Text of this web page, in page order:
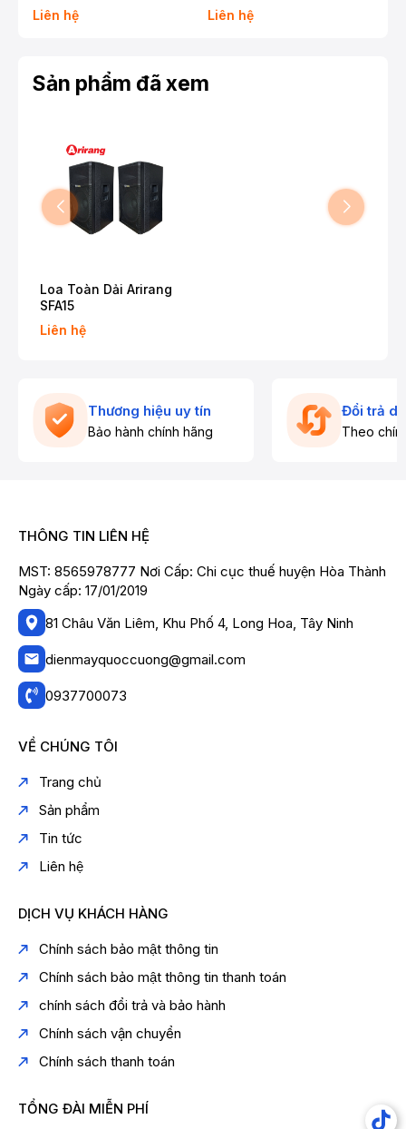
Liên hệ
Liên hệ
Sản phẩm đã xem
Loa Toàn Dải Arirang
SFA15
Liên hệ
Thương hiệu uy tín
Bảo hành chính hãng
Đổi trả
Theo
THÔNG TIN LIÊN HỆ
MST: 8565978777 Nơi Cấp: Chi cục thuế huyện Hòa Thành
Ngày cấp: 17/01/2019
81 Châu Văn Liêm, Khu Phố 4, Long Hoa, Tây Ninh
dienmayquoccuong@gmail.com
0937700073
VỀ CHÚNG TÔI
Trang chủ
Sản phẩm
Tin tức
Liên hệ
DỊCH VỤ KHÁCH HÀNG
Chính sách bảo mật thông tin
Chính sách bảo mật thông tin thanh toán
chính sách đổi trả và bảo hành
Chính sách vận chuyển
Chính sách thanh toán
TỔNG ĐÀI MIỄN PHÍ